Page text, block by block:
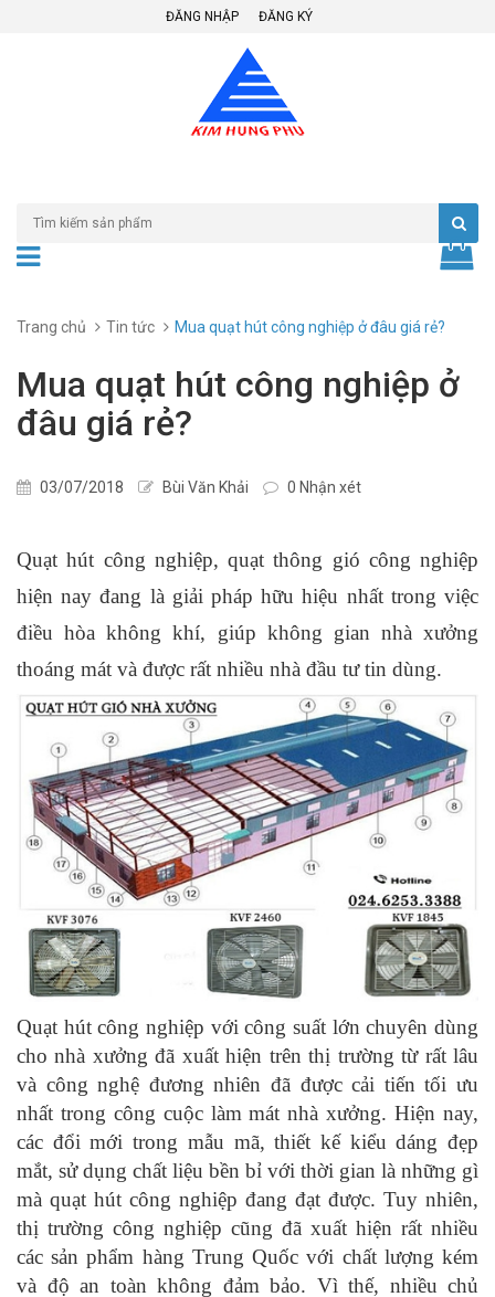
ĐĂNG NHẬP ĐĂNG KÝ
Trang chủ Tin tức Mua quạt hút công nghiệp ở đâu giá rẻ?
Mua quạt hút công nghiệp ở
đâu giá rẻ?
03/07/2018 Bùi Văn Khải 0 Nhận xét
Quạt hút công nghiệp, quạt thông gió công nghiệp
hiện nay đang là giải pháp hữu hiệu nhất trong việc
điều hòa không khí, giúp không gian nhà xưởng
thoáng mát và được rất nhiều nhà đầu tư tin dùng.
Quạt hút công nghiệp với công suất lớn chuyên dùng
cho nhà xưởng đã xuất hiện trên thị trường từ rất lâu
và công nghệ đương nhiên đã được cải tiến tối ưu
nhất trong công cuộc làm mát nhà xưởng. Hiện nay,
các đổi mới trong mẫu mã, thiết kế kiểu dáng đẹp
mắt, sử dụng chất liệu bền bỉ với thời gian là những gì
mà quạt hút công nghiệp đang đạt được. Tuy nhiên,
thị trường công nghiệp cũng đã xuất hiện rất nhiều
các sản phẩm hàng Trung Quốc với chất lượng kém
và độ an toàn không đảm bảo. Vì thế, nhiều chủ